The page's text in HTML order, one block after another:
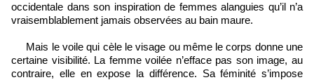
occidentale dans son inspiration de femmes alanguies qu’il n’a
vraisemblablement jamais observées au bain maure.
Mais le voile qui cèle le visage ou même le corps donne une
certaine visibilité. La femme voilée n’efface pas son image, au
contraire, elle en expose la différence. Sa féminité s’impose